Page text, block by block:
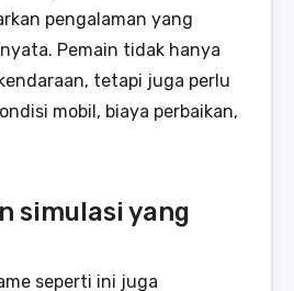
pengalaman yang
Pemain tidak hanya
tetapi juga perlu
mobil, biaya perbaikan,
simulasi yang
seperti ini juga